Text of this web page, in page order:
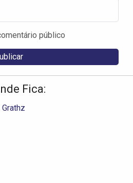
público
Fica: